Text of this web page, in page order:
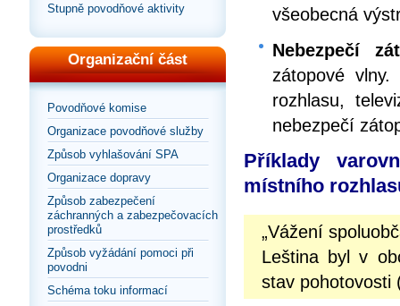
Stupně povodňové aktivity
Organizační část
Povodňové komise
Organizace povodňové služby
Způsob vyhlašování SPA
Organizace dopravy
Způsob zabezpečení
záchranných a zabezpečovacích
prostředků
Způsob vyžádání pomoci při
povodni
Schéma toku informací
všeobecná
Nebezpečí
zátopové
rozhlasu,
nebezpečí
Příklady
místního
„Vážení
Leština byl v
stav pohotovosti